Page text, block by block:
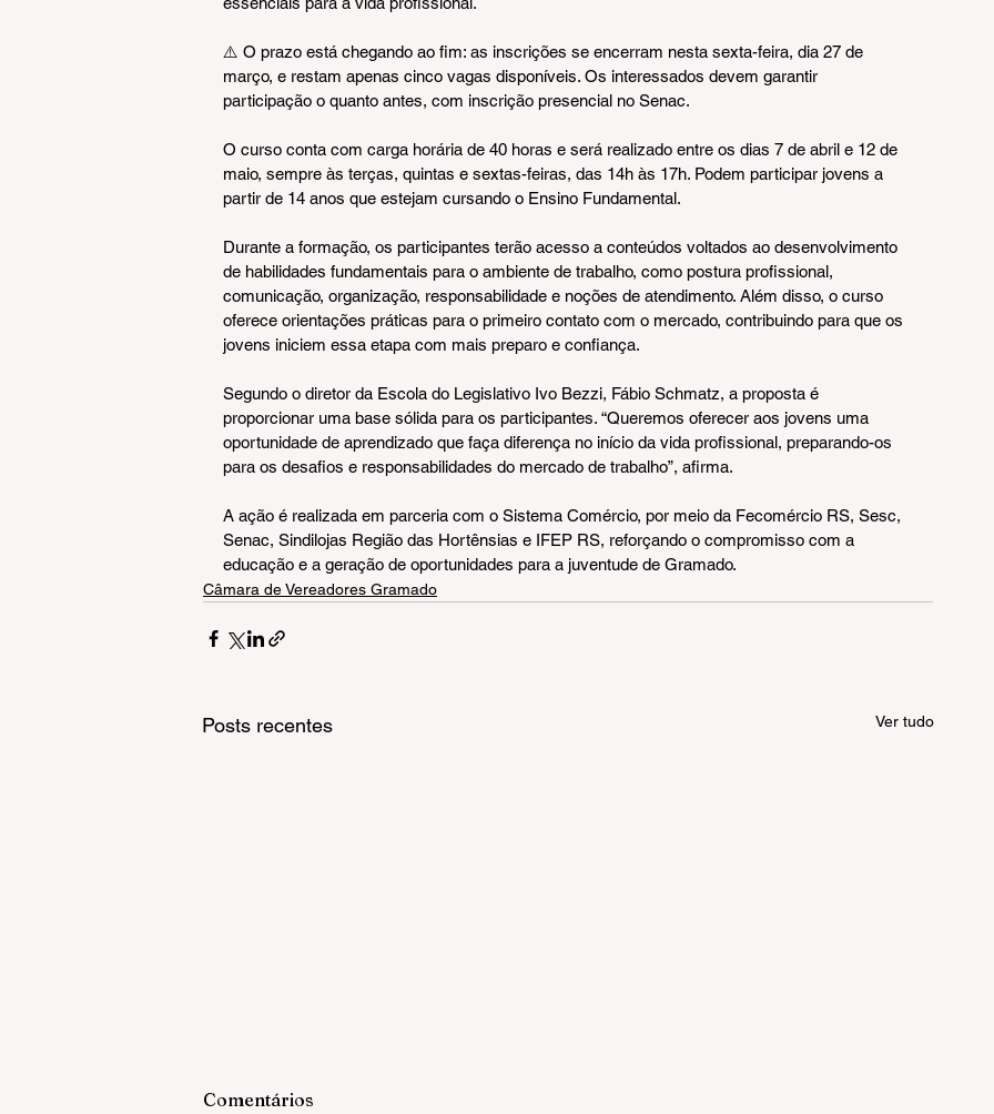
⚠️ O prazo está chegando ao fim: as inscrições se encerram nesta sexta-feira, dia 27 de
março, e restam apenas cinco vagas disponíveis. Os interessados devem garantir
participação o quanto antes, com inscrição presencial no Senac.
O curso conta com carga horária de 40 horas e será realizado entre os dias 7 de abril e 12 de
maio, sempre às terças, quintas e sextas-feiras, das 14h às 17h. Podem participar jovens a
partir de 14 anos que estejam cursando o Ensino Fundamental.
Durante a formação, os participantes terão acesso a conteúdos voltados ao desenvolvimento
de habilidades fundamentais para o ambiente de trabalho, como postura profissional,
comunicação, organização, responsabilidade e noções de atendimento. Além disso, o curso
oferece orientações práticas para o primeiro contato com o mercado, contribuindo para que os
jovens iniciem essa etapa com mais preparo e confiança.
Segundo o diretor da Escola do Legislativo Ivo Bezzi, Fábio Schmatz, a proposta é
proporcionar uma base sólida para os participantes. “Queremos oferecer aos jovens uma
oportunidade de aprendizado que faça diferença no início da vida profissional, preparando-os
para os desafios e responsabilidades do mercado de trabalho”, afirma.
A ação é realizada em parceria com o Sistema Comércio, por meio da Fecomércio RS, Sesc,
Senac, Sindilojas Região das Hortênsias e IFEP RS, reforçando o compromisso com a
educação e a geração de oportunidades para a juventude de Gramado.
Câmara de Vereadores Gramado
Posts recentes Ver tudo
Comentários